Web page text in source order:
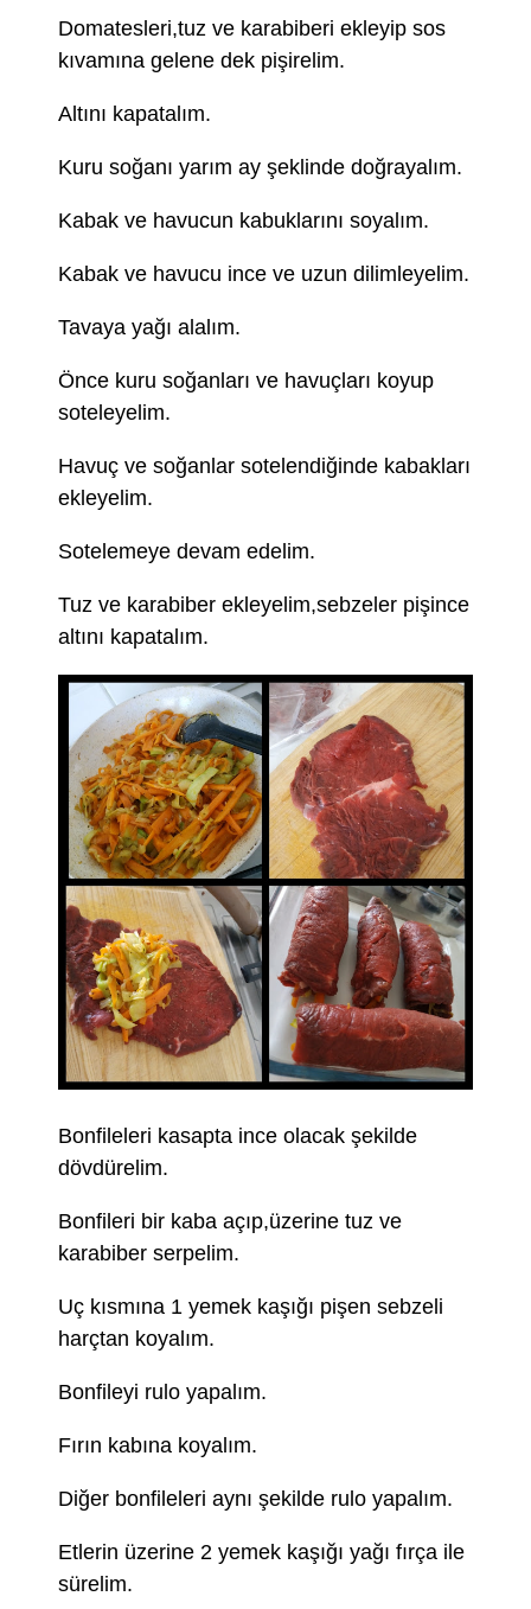
Domatesleri,tuz ve karabiberi ekleyip sos
kıvamına gelene dek pişirelim.
Altını kapatalım.
Kuru soğanı yarım ay şeklinde doğrayalım.
Kabak ve havucun kabuklarını soyalım.
Kabak ve havucu ince ve uzun dilimleyelim.
Tavaya yağı alalım.
Önce kuru soğanları ve havuçları koyup
soteleyelim.
Havuç ve soğanlar sotelendiğinde kabakları
ekleyelim.
Sotelemeye devam edelim.
Tuz ve karabiber ekleyelim,sebzeler pişince
altını kapatalım.
Bonfileleri kasapta ince olacak şekilde
dövdürelim.
Bonfileri bir kaba açıp,üzerine tuz ve
karabiber serpelim.
Uç kısmına 1 yemek kaşığı pişen sebzeli
harçtan koyalım.
Bonfileyi rulo yapalım.
Fırın kabına koyalım.
Diğer bonfileleri aynı şekilde rulo yapalım.
Etlerin üzerine 2 yemek kaşığı yağı fırça ile
sürelim.